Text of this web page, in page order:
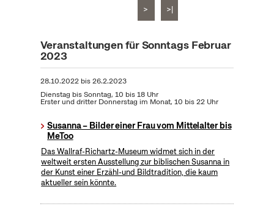
> >|
Veranstaltungen für Sonntags Februar
2023
28.10.2022bis26.2.2023
Dienstag bis Sonntag, 10 bis 18 Uhr
Erster und dritter Donnerstag im Monat, 10 bis 22 Uhr
Susanna – Bilder einer Frau vom Mittelalter bis
MeToo
Das Wallraf-Richartz-Museum widmet sich in der
weltweit ersten Ausstellung zur biblischen Susanna in
der Kunst einer Erzähl-und Bildtradition, die kaum
aktueller sein könnte.